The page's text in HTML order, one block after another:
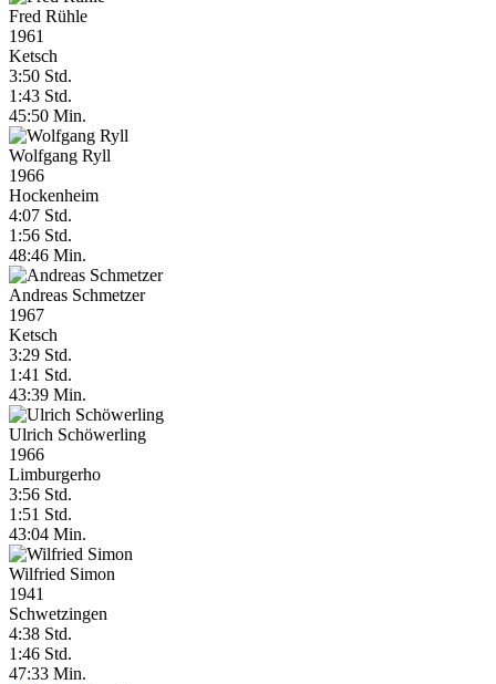
Fred Rühle
1961
Ketsch
3:50 Std.
1:43 Std.
45:50 Min.
Wolfgang Ryll
1966
Hockenheim
4:07 Std.
1:56 Std.
48:46 Min.
Andreas Schmetzer
1967
Ketsch
3:29 Std.
1:41 Std.
43:39 Min.
Ulrich Schöwerling
1966
Limburgerho
3:56 Std.
1:51 Std.
43:04 Min.
Wilfried Simon
1941
Schwetzingen
4:38 Std.
1:46 Std.
47:33 Min.